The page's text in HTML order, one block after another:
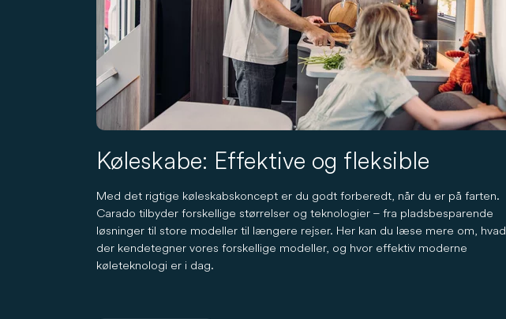
Køleskabe: Effektive og fleksible
Med det rigtige køleskabskoncept er du godt forberedt, når du er på farten.
Carado tilbyder forskellige størrelser og teknologier – fra pladsbesparende
løsninger til store modeller til længere rejser. Her kan du læse mere om, hvad
der kendetegner vores forskellige modeller, og hvor effektiv moderne
køleteknologi er i dag.